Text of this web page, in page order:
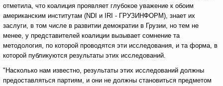
отметила, что коалиция проявляет глубокое уважение к обоим
американским институтам (NDI и IRI - ГРУЗИНФОРМ), знает их
заслуги, в том числе в развитии демократии в Грузии, но тем не
менее, у представителей коалиции вызывает сомнение та
методология, по которой проводятся эти исследования, и та форма, в
которой публикуются результаты этих исследований.
"Насколько нам известно, результаты этих исследований должны
предоставляться партиям, и они не должны становиться предметом